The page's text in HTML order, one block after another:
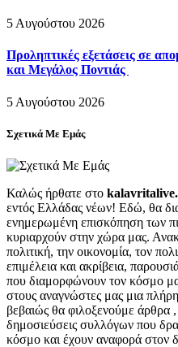
5 Αυγούστου 2026
Προληπτικές εξετάσεις σε
και Μεγάλος Ποντιάς
5 Αυγούστου 2026
Σχετικά Με Εμάς
Καλώς ήρθατε στο
εντός Ελλάδας νέων! Εδώ, θα
ενημερωμένη επισκόπηση των
κυριαρχούν στην χώρα μας.
πολιτική, την οικονομία, τον
επιμέλεια και ακρίβεια,
που διαμορφώνουν τον κόσμο
στους αναγνώστες μας μια
βεβαιώς θα φιλοξενούμε άρθρα ,
δημοσιεύσεις συλλόγων που
κόσμο και έχουν αναφορά στον